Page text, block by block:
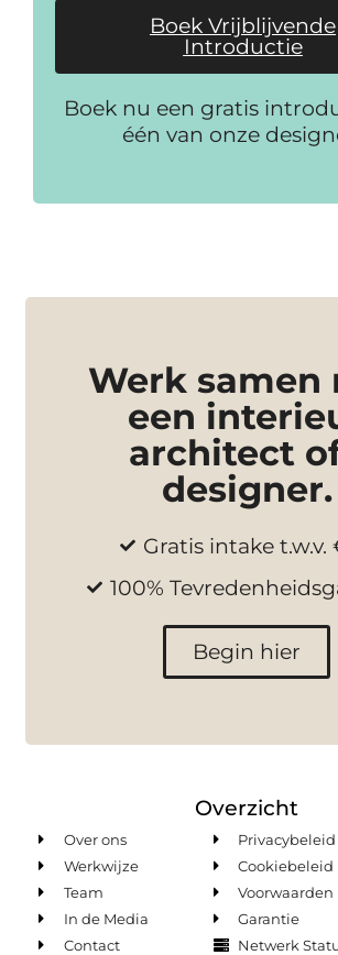
Boek Vrijblijvende
Introductie
Boek nu een gratis
één van onze
Werk samen
een
architect
designer.
Gratis intake t.w.v.
100%
Begin hier
Overzicht
Over ons
Werkwijze
Team
In de Media
Contact
Privacybeleid
Cookiebeleid
Voorwaarden
Garantie
Netwerk